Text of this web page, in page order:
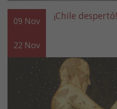
09 Nov
22 Nov
¡Chile despertó!